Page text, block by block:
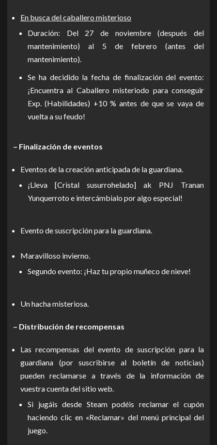
En busca del caballero misterioso
Duración: Del 27 de noviembre (después del
mantenimiento) al 5 de febrero (antes del
mantenimiento).
Se ha decidido la fecha de finalización del evento:
¡Encuentra al Caballero misteriodo para conseguir
Exp. (Habilidades) +10 % antes de que se vaya de
vuelta a su feudo!
– Finalización de eventos
Eventos de la creación anticipada de la guardiana.
¡Lleva [Cristal susurrohelado] ak PNJ Tranan
Yunquerroto e intercámbialo por algo especial!
Evento de suscripción para la guardiana.
Maravilloso invierno.
Segundo evento: ¡Haz tu propio muñeco de nieve!
Un hacha misteriosa.
– Distribución de recompensas
Las recompensas del evento de suscripción para la
guardiana (por suscribirse al boletín de noticias)
pueden reclamarse a través de la información de
vuestra cuenta del sitio web.
Si jugáis desde Steam podéis reclamar el cupón
haciendo clic en «Reclamar» del menú principal del
juego.